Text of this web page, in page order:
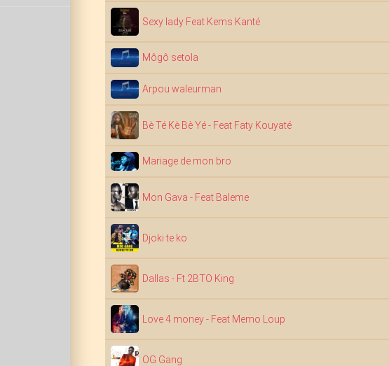
Sexy lady Feat Kems Kanté
Môgô setola
Arpou waleurman
Bè Té Kè Bè Yé - Feat Faty Kouyaté
Mariage de mon bro
Mon Gava - Feat Baleme
Djoki te ko
Dallas - Ft 2BTO King
Love 4 money - Feat Memo Loup
OG Gang